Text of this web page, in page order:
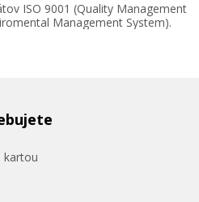
ISO 9001 (Quality Management
Management System).
kartou